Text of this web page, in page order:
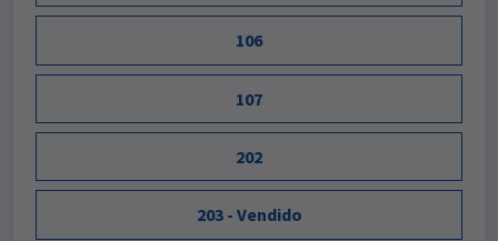
106
107
202
203 - Vendido